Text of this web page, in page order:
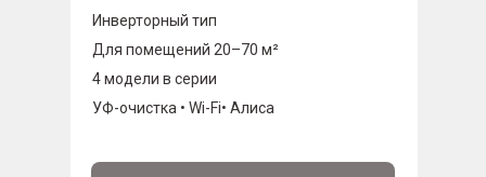
Инверторный тип
Для помещений 20–70 м²
4 модели в серии
УФ-очистка • Wi-Fi• Алиса